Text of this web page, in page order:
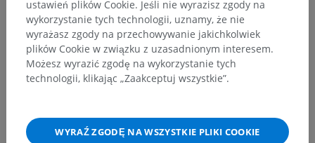
Skrzyżowanie konarów górnych móżdżka
Powiązane struktury:Nie istnieją struktury powiązane
z tą częścią ciała
ustawień plików Cookie. Jeśli nie wyrazisz zgody na
wykorzystanie tych technologii, uznamy, że nie
wyrażasz zgody na przechowywanie jakichkolwiek
plików Cookie w związku z uzasadnionym interesem.
Możesz wyrazić zgodę na wykorzystanie tych
technologii, klikając „Zaakceptuj wszystkie”.
WYRAŹ ZGODĘ NA WSZYSTKIE PLIKI COOKIE